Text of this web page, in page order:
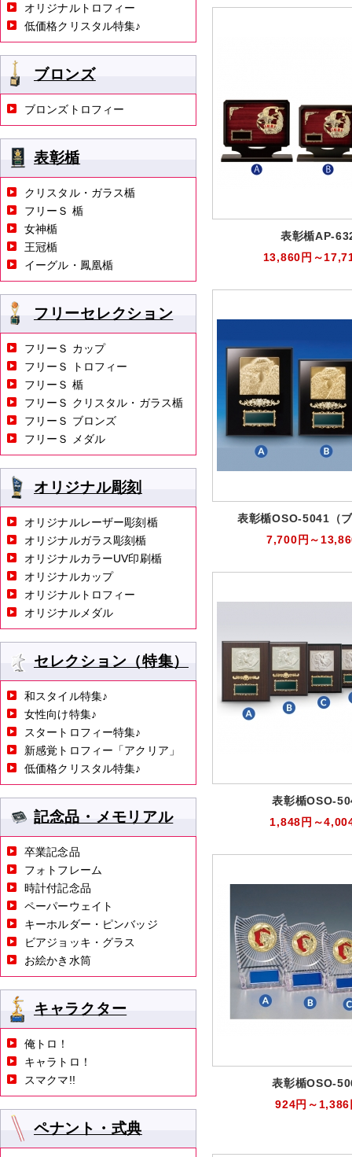
表彰楯AP-
13,860円～
表彰楯OSO-5041（
7,700円～
表彰楯OSO-
1,848円～
表彰楯OSO-
924円～1,386
オリジナルトロフィー
低価格クリスタル特集♪
ブロンズ
ブロンズトロフィー
表彰楯
クリスタル・ガラス楯
フリーＳ 楯
女神楯
王冠楯
イーグル・鳳凰楯
フリーセレクション
フリーＳ カップ
フリーＳ トロフィー
フリーＳ 楯
フリーＳ クリスタル・ガラス楯
フリーＳ ブロンズ
フリーＳ メダル
オリジナル彫刻
オリジナルレーザー彫刻楯
オリジナルガラス彫刻楯
オリジナルカラーUV印刷楯
オリジナルカップ
オリジナルトロフィー
オリジナルメダル
セレクション（特集）
和スタイル特集♪
女性向け特集♪
スタートロフィー特集♪
新感覚トロフィー「アクリア」
低価格クリスタル特集♪
記念品・メモリアル
卒業記念品
フォトフレーム
時計付記念品
ペーパーウェイト
キーホルダー・ピンバッジ
ビアジョッキ・グラス
お絵かき水筒
キャラクター
俺トロ！
キャラトロ！
スマクマ!!
ペナント・式典